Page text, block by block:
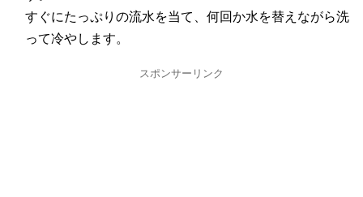
すぐにたっぷりの流水を当て、何回か水を替えながら洗
って冷やします。
スポンサーリンク